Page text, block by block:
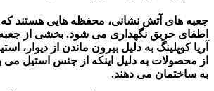
جعبه های آتش نشانی، محفظه هایی هستند که
اطفای حریق نگهداری می شود. بخشی از
آریا کوپلینگ به دلیل بیرون ماندن از دیوار،
از محصولات به دلیل اینکه از جنس استیل می
به ساختمان می دهند.